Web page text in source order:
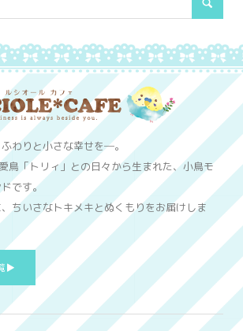
わりと小さな幸せを─。
鳥「トリィ」との日々から生まれた、小鳥モ
です。
ちいさなトキメキとぬくもりをお届けしま
▶